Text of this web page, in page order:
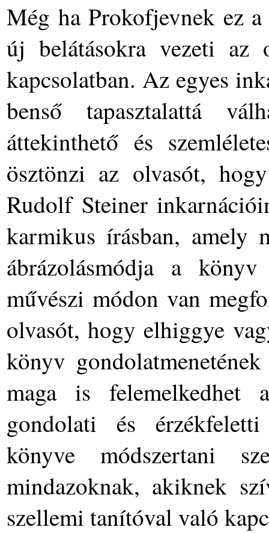
Még ha Prokofjevnek ez
új belátásokra vezeti az
kapcsolatban. Az egyes
benső tapasztalattá
áttekinthető és
ösztönzi az olvasót,
Rudolf Steiner
karmikus írásban, amely
ábrázolásmódja a
művészi módon van
olvasót, hogy elhiggye
könyv
maga is felemelkedhet
gondolati és
könyve módszertani
mindazoknak, akiknek
szellemi tanítóval való